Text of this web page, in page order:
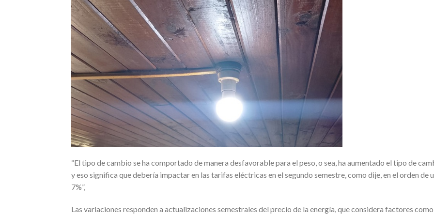
“El tipo de cambio se ha comportado de manera desfavorable para el peso, o sea, ha aumentado el tipo de
y eso significa que debería impactar en las tarifas eléctricas en el segundo semestre, como dije, en el orden de
7%”,
Las variaciones responden a actualizaciones semestrales del precio de la energía, que considera factores